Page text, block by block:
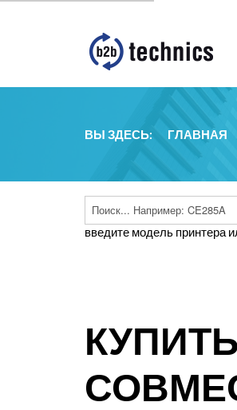
ВЫ ЗДЕСЬ: ГЛАВНАЯ
введите модель принтера